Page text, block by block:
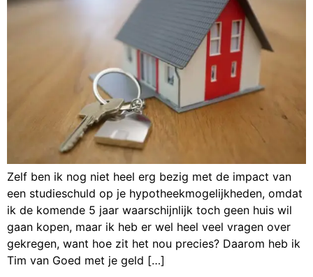
Zelf ben ik nog niet heel erg bezig met de impact van
een studieschuld op je hypotheekmogelijkheden, omdat
ik de komende 5 jaar waarschijnlijk toch geen huis wil
gaan kopen, maar ik heb er wel heel veel vragen over
gekregen, want hoe zit het nou precies? Daarom heb ik
Tim van Goed met je geld […]